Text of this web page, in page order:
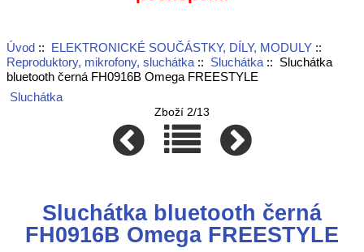
Úvod:: ELEKTRONICKÉ SOUČÁSTKY, DÍLY, MODULY::
Reproduktory, mikrofony, sluchátka:: Sluchátka:: Sluchátka
bluetooth černá FH0916B Omega FREESTYLE
Sluchátka
Zboží 2/13
Sluchátka bluetooth černá
FH0916B Omega FREESTYLE